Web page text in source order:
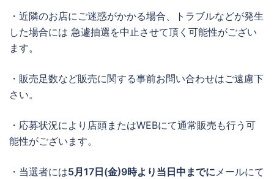
・近隣のお店にご迷惑がかかる場合、トラブルなどが発生
した場合には 急遽抽選を中止させて頂く可能性がござい
ます。
・販売足数など販売に関する事前お問い合わせはご遠慮下
さい。
・応募状況により店頭またはWEBにて通常販売も行う可
能性がございます。
・当選者には5月17日(金)9時より当日中までにメールにて